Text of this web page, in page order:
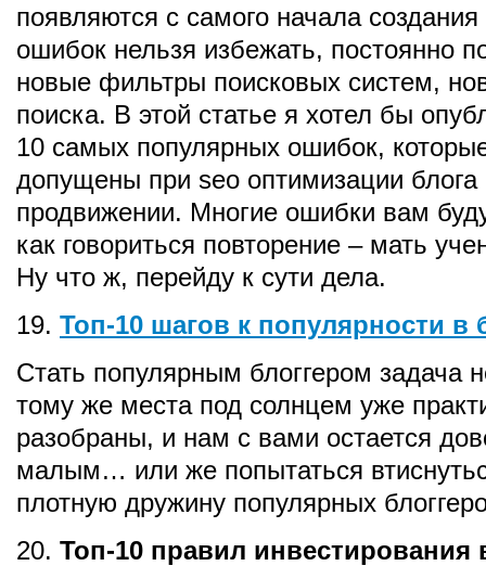
появляются с самого начала
ошибок нельзя избежать, постоянно
новые фильтры поисковых систем,
поиска. В этой статье я хотел бы
10 самых популярных ошибок,
допущены при seo оптимизации блога
продвижении. Многие ошибки вам
как говориться повторение – мать
Ну что ж, перейду к сути дела.
19. Топ-10 шагов к популярности в
Стать популярным блоггером задача
тому же места под солнцем уже
разобраны, и нам с вами остается
малым… или же попытаться
плотную дружину популярных
20. Топ-10 правил